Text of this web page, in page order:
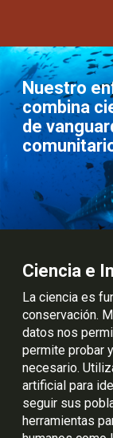
Nuestro
combina
de
Ciencia e
La ciencia es
conservación.
datos nos
permite probar
necesario.
artificial para
seguir sus
herramientas